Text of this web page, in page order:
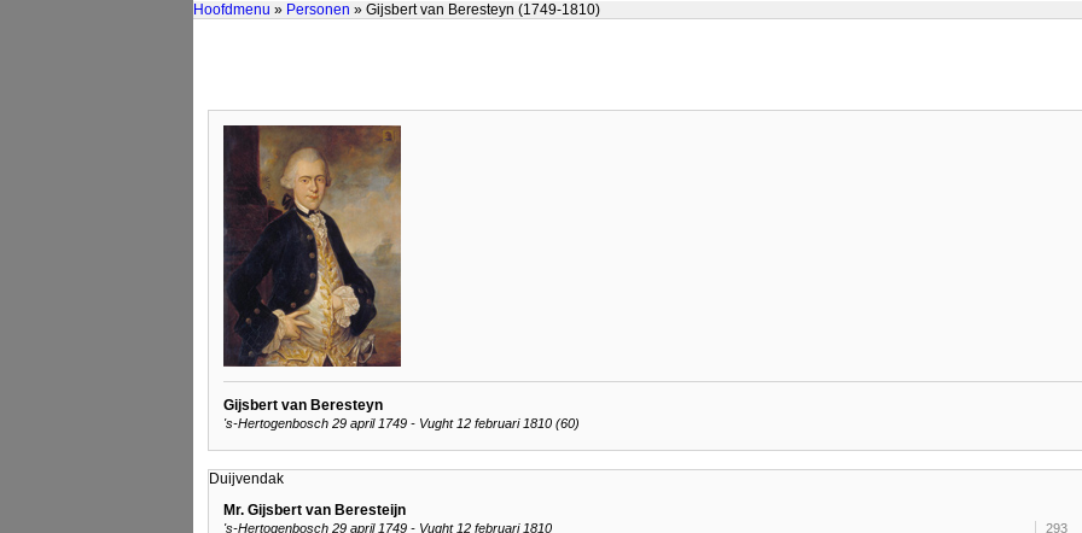
Hoofdmenu » Personen » Gijsbert van Beresteyn (1749-1810)
Gijsbert van Beresteyn
's-Hertogenbosch 29 april 1749 - Vught 12 februari 1810 (60)
Duijvendak
Mr. Gijsbert van Beresteijn
's-Hertogenbosch 29 april 1749 - Vught 12 februari 1810 293